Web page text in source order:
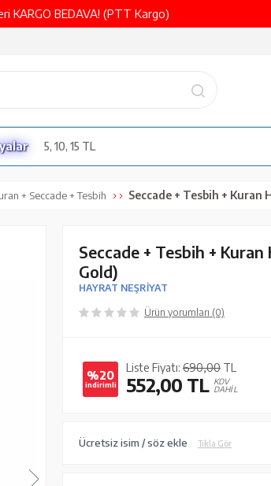
KARGO BEDAVA! (PTT Kargo)
5, 10, 15 TL
+ Seccade + Tesbih Seccade + Tesbih + Kuran Hediye Seti
Seccade + Tesbih +
Gold)
HAYRAT NEŞRİYAT
Ürün yorumları (0)
%20
indirimli
Liste Fiyatı: 690,00 TL
552,00 TL KDV
DAHİL
Ücretsiz isim / söz ekle Tıkla Gör